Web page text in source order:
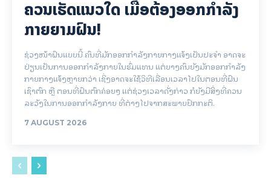
ຄວນເຮັດແນວໃດ ເມື່ອຕ້ອງອອກກຳລັງ
ກາຍຍາມຝົນ!
ຊ່ວງໜ້າຝົນແບບນີ້ ຄົນທີ່ມັກອອກກຳລັງກາຍກາງແຈ້ງເປັນປະຈຳ ອາດຈະ
ປ່ຽນເປັນການອອກກຳລັງກາຍໃນຮົ່ມແທນ ແຕ່ບາງຄົນຍັງມັກອອກກຳລັງ
ກາຍກາງແຈ້ງຫຼາຍກວ່າ ເຊິ່ງອາດຈະໃຊ້ວິທີເລື່ອນເວລາໄປໃນຕອນທີ່ຝົນ
ເຊົາຕົກ ຫຼື ຕອນທີ່ຝົນຕົກຄ່ອຍໆ ແຕ່ຊ່ວງເວລາດັ່ງກ່າວ ກໍຍັງມີສິ່ງທີ່ຄວນ
ລະວັງໃນການອອກກຳລັງກາຍ ທີ່ຕ່າງໄປຈາກສະພາບປົກກະຕິ.
7 AUGUST 2026